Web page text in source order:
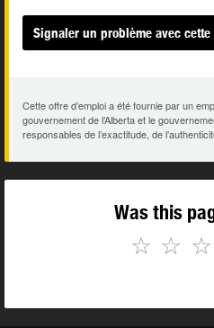
Signaler un problème avec cette
Cette offre d’emploi a été fournie par un
gouvernement de l’Alberta et le
responsables de l’exactitude, de
Was this
☆
☆
☆